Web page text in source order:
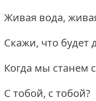
Живая вода,
Скажи, что будет
Когда мы станем
С тобой, с тобой?